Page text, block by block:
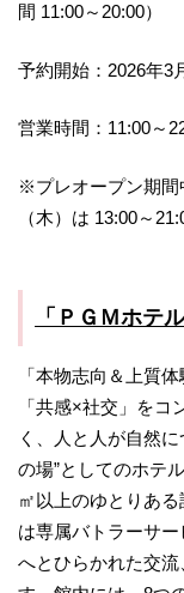
間 11:00～20:00）
予約開始：2026年3
営業時間：11:00～
※プレオープン期
（木）は 13:00～
「ＰＧＭホテ
「本物志向＆上質
「共感×社交」を
く、人と人が自然
の場”としてのホテ
㎡以上のゆとりあ
は専属バトラーサ
へとひらかれた交